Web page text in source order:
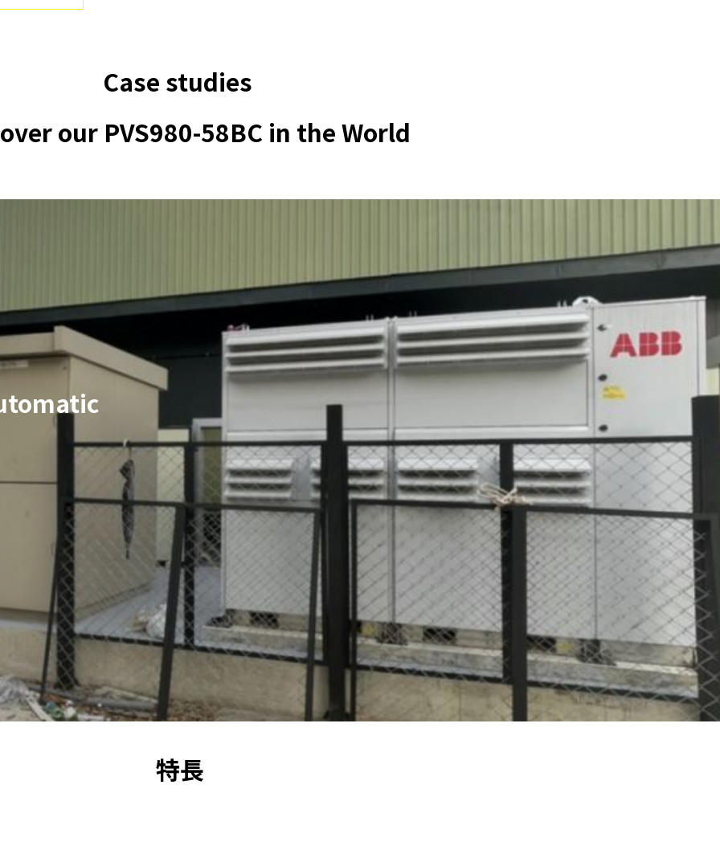
Case studies
our PVS980-58BC in the World
特長